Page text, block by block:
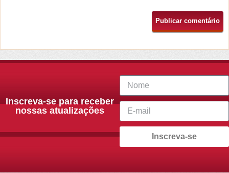
Inscreva-se para receber
nossas atualizações
Inscreva-se